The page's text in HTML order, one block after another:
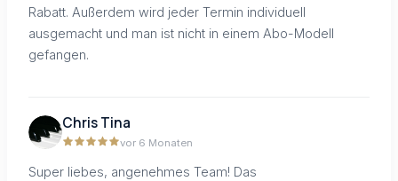
Rabatt. Außerdem wird jeder Termin individuell
ausgemacht und man ist nicht in einem Abo-Modell
gefangen.
Chris Tina
vor 6 Monaten
Super liebes, angenehmes Team! Das